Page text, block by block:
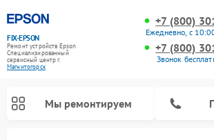
FIX-EPSON
Ремонт устройств Epson
Специализированный
cервисный центр г.
Магнитогорск
+7 (800)
Ежедневно, с
+7 (800)
Звонок
Мы ремонтируем